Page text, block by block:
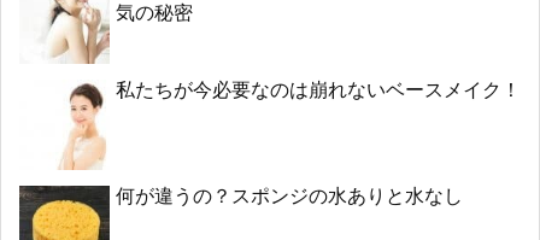
気の秘密
私たちが今必要なのは崩れないベースメイク！
何が違うの？スポンジの水ありと水なし